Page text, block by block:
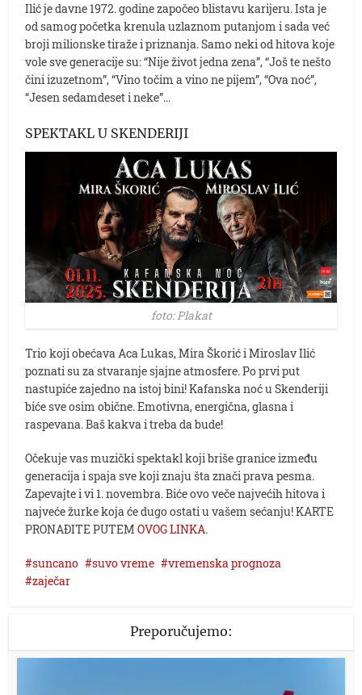
Ilić je davne 1972. godine započeo blistavu karijeru. Ista je
od samog početka krenula uzlaznom putanjom i sada već
broji milionske tiraže i priznanja. Samo neki od hitova koje
vole sve generacije su: “Nije život jedna zena”, “Još te nešto
čini izuzetnom”, “Vino točim a vino ne pijem”, “Ova noć”,
“Jesen sedamdeset i neke”…
SPEKTAKL U SKENDERIJI
foto: Plakat
Trio koji obećava Aca Lukas, Mira Škorić i Miroslav Ilić
poznati su za stvaranje sjajne atmosfere. Po prvi put
nastupiće zajedno na istoj bini! Kafanska noć u Skenderiji
biće sve osim obične. Emotivna, energična, glasna i
raspevana. Baš kakva i treba da bude!
Očekuje vas muzički spektakl koji briše granice između
generacija i spaja sve koji znaju šta znači prava pesma.
Zapevajte i vi 1. novembra. Biće ovo veče najvećih hitova i
najveće žurke koja će dugo ostati u vašem sećanju! KARTE
PRONAĐITE PUTEMOVOG LINKA.
suncano suvo vreme
vremenska prognoza
zaječar
Preporučujemo: